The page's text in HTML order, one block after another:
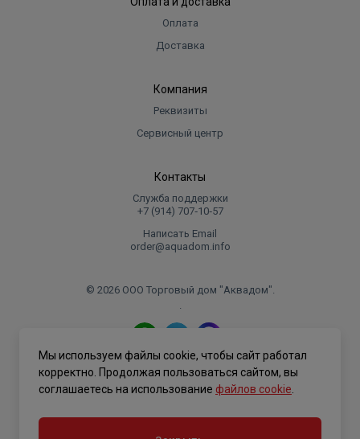
Оплата
Доставка
Компания
Реквизиты
Сервисный центр
Контакты
Служба поддержки
+7 (914) 707‑10‑57
Написать Email
order@aquadom.info
© 2026 ООО Торговый дом "Аквадом".
.
Политика конфиденциальности
Мы используем файлы cookie, чтобы сайт работал
корректно. Продолжая пользоваться сайтом, вы
соглашаетесь на использование файлов cookie